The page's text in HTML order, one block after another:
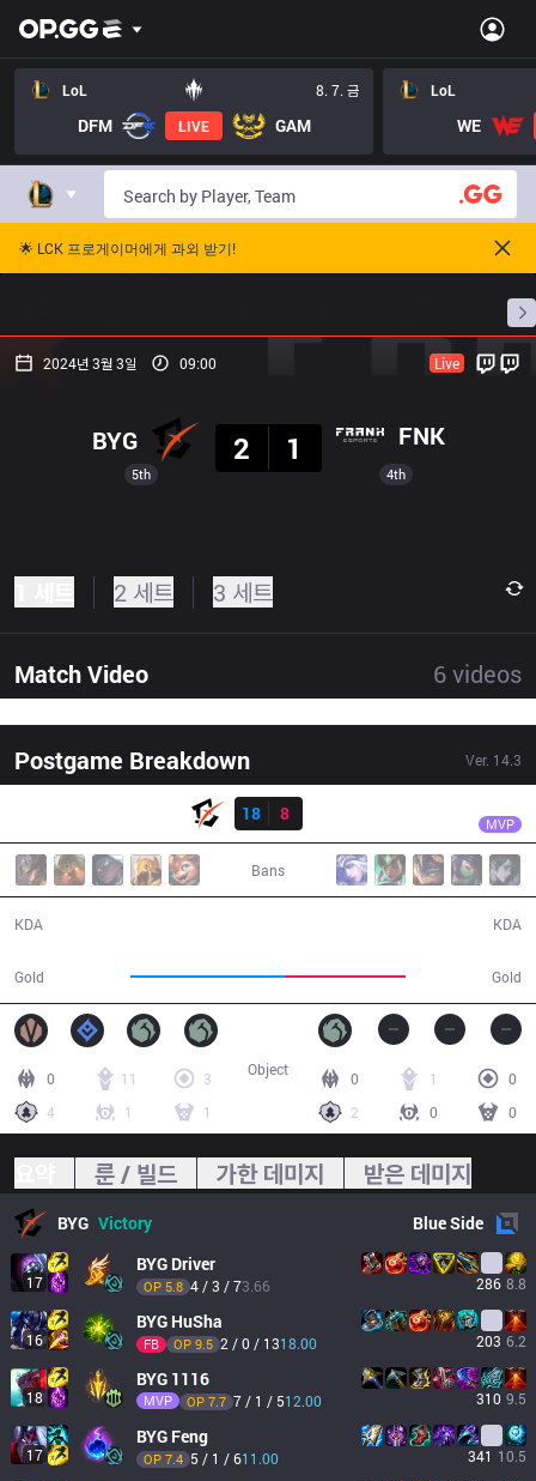
LoL 8. 7. 금
DFM LIVE GAM
LoL
WE
🌟 LCK 프로게이머에게 과외 받기!
프로빌
2024년 3월 3일 09:00 Live
5th
BYG
2
1 FNK
4th
2 세트 3 세트
Match Video 6videos
Postgame Breakdown Ver. 14.3
18
8 MVP
Bans
KDA
Gold Gold
KDA
0 11
3
4
1 1
0 1
0
2
0 0
Object
룬 / 빌드 가한 데미지 받은 데미지
BYG Victory BlueSide
17
BYG Driver
OP 5.8 4 / 3 / 73.66 286 8.8
16
BYG HuSha
FB OP 9.5 2 / 0 / 1318.00 203 6.2
18
BYG 1116
MVP OP 7.7 7 / 1 / 512.00 310 9.5
17
BYG Feng
OP 7.4 5 / 1 / 611.00 341 10.5